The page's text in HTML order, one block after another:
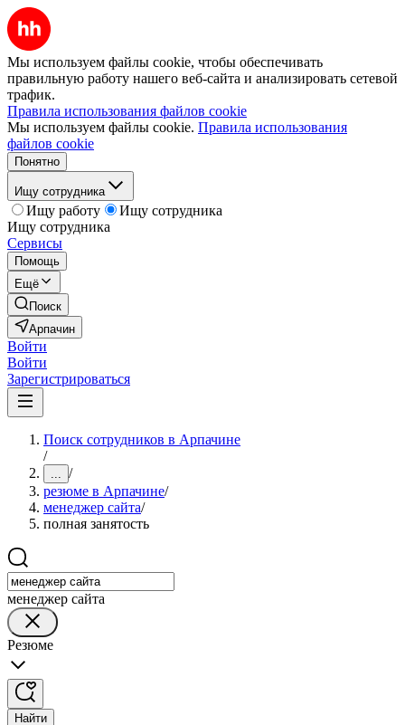
Мы используем файлы cookie, чтобы обеспечивать
правильную работу нашего веб-сайта и анализировать сетевой
трафик.
Правила использования файлов cookie
Мы используем файлы cookie. Правила использования
файлов cookie
Понятно
Ищу сотрудника
Ищу работу
Ищу сотрудника
Ищу сотрудника
Сервисы
Помощь
Ещё
Поиск
Арпачин
Войти
Войти
Зарегистрироваться
Поиск сотрудников в Арпачине
/
... /
резюме в Арпачине/
менеджер сайта/
полная занятость
менеджер сайта
Резюме
Найти